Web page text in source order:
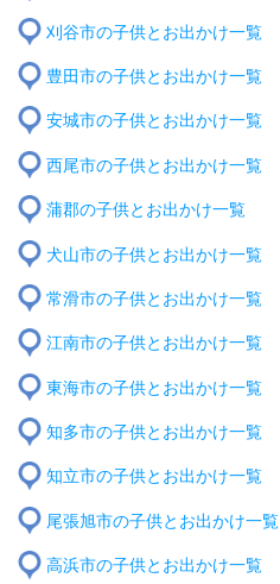
刈谷市の子供とお出かけ一覧
豊田市の子供とお出かけ一覧
安城市の子供とお出かけ一覧
西尾市の子供とお出かけ一覧
蒲郡の子供とお出かけ一覧
犬山市の子供とお出かけ一覧
常滑市の子供とお出かけ一覧
江南市の子供とお出かけ一覧
東海市の子供とお出かけ一覧
知多市の子供とお出かけ一覧
知立市の子供とお出かけ一覧
尾張旭市の子供とお出かけ一覧
高浜市の子供とお出かけ一覧